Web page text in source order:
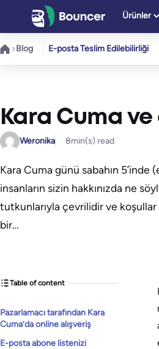
Ürünler
Blog E-posta Teslim Edilebilirliği
Kara Cuma
Weronika 8min(s) read
Kara Cuma günü sabahın
insanların sizin hakkınızda ne
tutkunlarıyla çevrilidir ve koşullar
bir…
Table of content
Pazarlamacı tarafından Kara
Cuma’da online alışveriş
E-posta abone listenizi